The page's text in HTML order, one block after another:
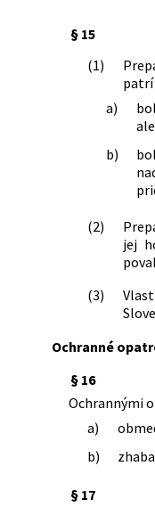
1/2014 Z. z.
374/2014 Z. z.
430/2015 Z. z.
v
§ 15
(1)
patrí
a)
b)
(2)
jej
(3)
Ochranné
§ 16
Ochrannými
a)
b)
§ 17